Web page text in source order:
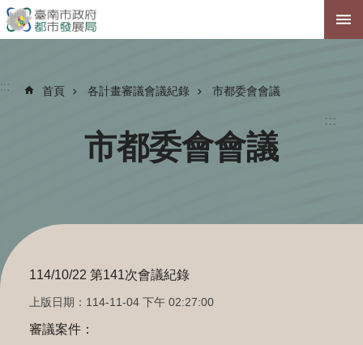
跳到主要內容區塊
:::
::: 首頁 各計畫審議會議紀錄 市都委會會議
市都委會會議
114/10/22 第141次會議紀錄
上版日期：114-11-04 下午 02:27:00
審議案件：